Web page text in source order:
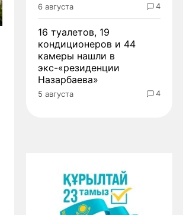
6 августа 4
16 туалетов, 19
кондиционеров и 44
камеры нашли в
экс-«резиденции
Назарбаева»
5 августа 4